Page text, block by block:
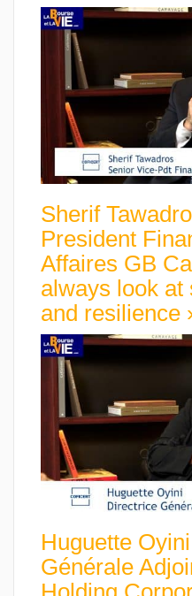
Sherif
President
Affaires GB
always look at
and resilience
Huguette
Générale